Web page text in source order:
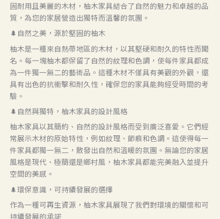
固耐用且美麗的木材，柚木家具結合了自然的魅力和卓越的品
質，為您的家居營造出獨特而溫馨的氛圍。
🌲自然之美，源於堅固的柚木
柚木是一種來自熱帶地區的木材，以其堅硬和耐久的特性而聞
名。每一塊柚木都保留了自然的紋理和色調，使每件家具都成
為一件獨一無二的藝術品。這種木材不僅具有美觀的外觀，還
具有出色的抗衝擊和耐久性，確保您的家具能夠經受時間的考
驗。
🌲自然與獨特，柚木家具的設計風格
柚木家具以其簡約、自然的設計風格而受到廣泛喜愛。它們經
常展示木材的原始特性，例如紋理、節痕和色調。這使得每一
件家具都獨一無二，散發出自然和溫暖的氛圍。無論您的家居
風格是現代、極簡還是鄉村風，柚木家具都能完美融入並提升
空間的美感。
🌲環保意識，可持續發展的選擇
作為一種可再生資源，柚木家具展現了我們對環境的關懷和可
持續發展的承諾